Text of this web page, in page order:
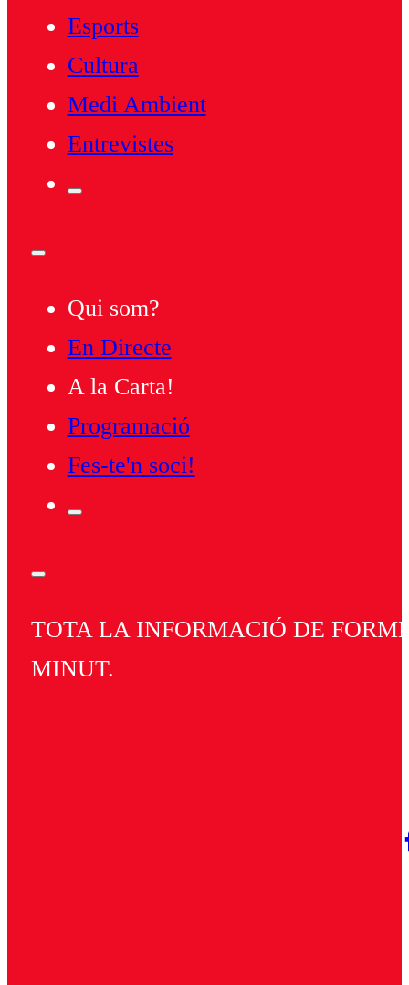
Esports
Cultura
Medi Ambient
Entrevistes
Qui som?
En Directe
A la Carta!
Programació
Fes-te'n soci!
TOTA LA INFORMACIÓ DE
MINUT.